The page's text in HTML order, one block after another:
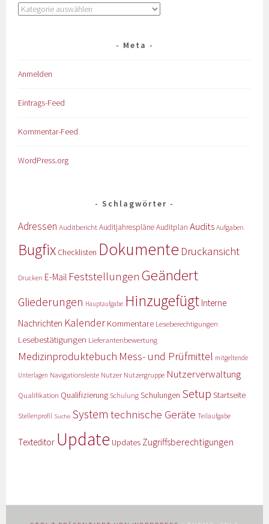
Meta
Anmelden
Eintrags-Feed
Kommentar-Feed
WordPress.org
Schlagwörter
Adressen AuditberichtAuditjahrespläneAuditplan Audits Aufgaben
Bugfix Checklisten Dokumente Druckansicht
Drucken E-Mail Feststellungen Geändert
Gliederungen Hauptaufgabe Hinzugefügt Interne
Nachrichten KalenderKommentare Leseberechtigungen
Lesebestätigungen Lieferantenbewertung
Medizinproduktebuch Mess- und Prüfmittel mitgeltende
Unterlagen Navigationsleiste Nutzer Nutzergruppe Nutzerverwaltung
Qualifikation Qualifizierung Schulung Schulungen Setup Startseite
Stellenprofil Suche System technische Geräte Teilaufgabe
Texteditor Update Updates Zugriffsberechtigungen